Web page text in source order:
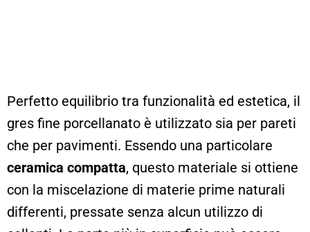
Perfetto equilibrio tra funzionalità ed estetica, il
gres fine porcellanato è utilizzato sia per pareti
che per pavimenti. Essendo una particolare
ceramica compatta, questo materiale si ottiene
con la miscelazione di materie prime naturali
differenti, pressate senza alcun utilizzo di